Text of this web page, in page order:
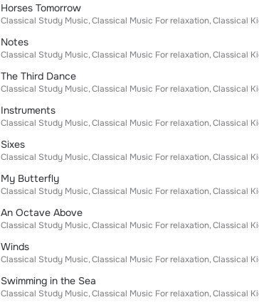
Horses Tomorrow
Classical Study Music Classical Music For relaxation Classical
Notes
Classical Study Music Classical Music For relaxation Classical
The Third Dance
Classical Study Music Classical Music For relaxation Classical
Instruments
Classical Study Music Classical Music For relaxation Classical
Sixes
Classical Study Music Classical Music For relaxation Classical
My Butterfly
Classical Study Music Classical Music For relaxation Classical
An Octave Above
Classical Study Music Classical Music For relaxation Classical
Winds
Classical Study Music Classical Music For relaxation Classical
Swimming in the Sea
Classical Study Music Classical Music For relaxation Classical